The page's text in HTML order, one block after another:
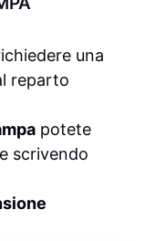
una
reparto
potete
scrivendo